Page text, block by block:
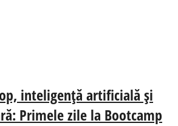
inteligență artificială și
Primele zile la Bootcamp